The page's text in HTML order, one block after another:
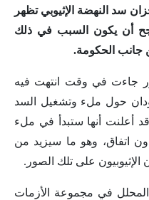
سد النهضة الإثيوبي تظهر
رجح أن يكون السبب في ذلك
جانب الحكومة.
جاءت في وقت انتهت فيه
حول ملء وتشغيل السد
أعلنت أنها ستبدأ في ملء
اتفاق، وهو ما سيزيد من
على تلك الصور.
المحلل في مجموعة الأزمات